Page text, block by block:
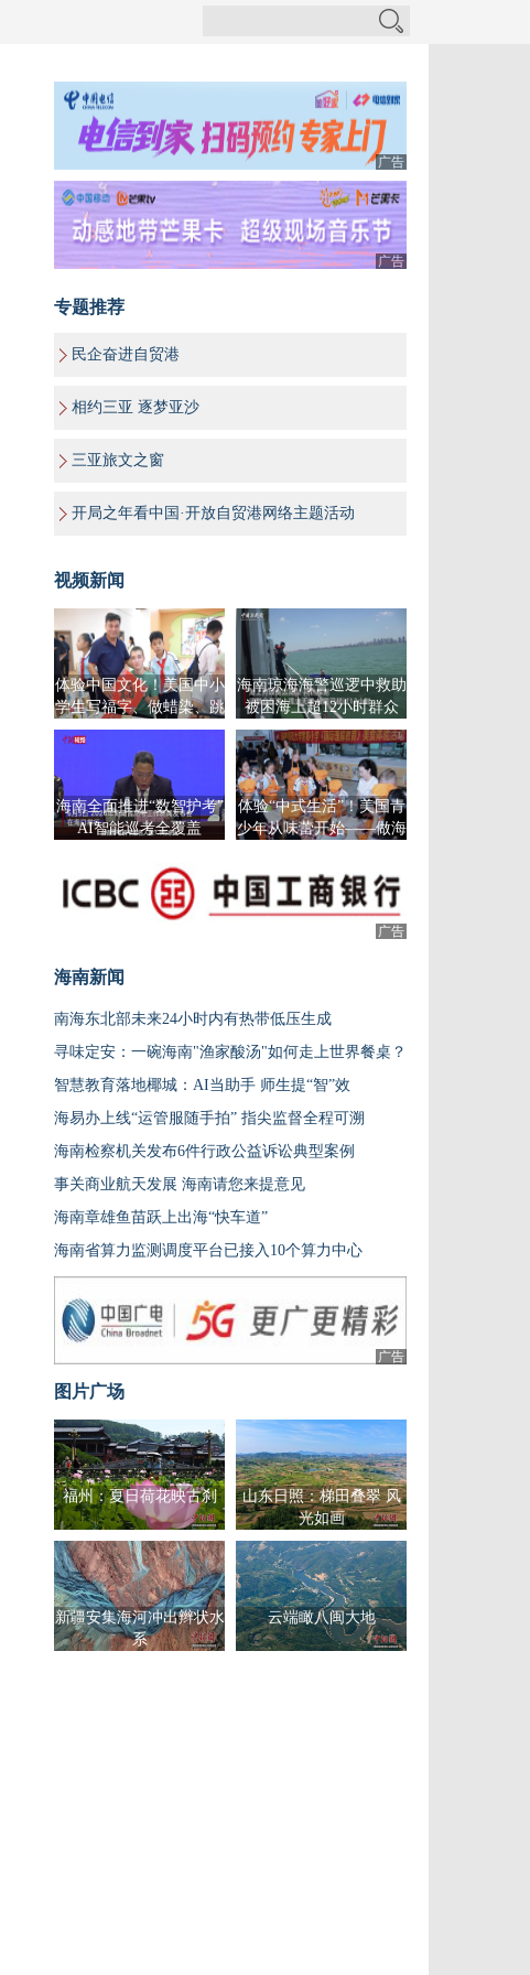
广告
广告
专题推荐
民企奋进自贸港
相约三亚 逐梦亚沙
三亚旅文之窗
开局之年看中国·开放自贸港网络主题活动
视频新闻
体验中国文化！美国中小
学生写福字、做蜡染、跳
竹竿舞
海南琼海海警巡逻中救助
被困海上超12小时群众
海南全面推进“数智护考”
AI智能巡考全覆盖
体验“中式生活”！美国青
少年从味蕾开始——做海
子
广告
广告
海南新闻
南海东北部未来24小时内有热带低压生成
寻味定安：一碗海南"渔家酸汤"如何走上世界餐桌？
智慧教育落地椰城：AI当助手 师生提“智”效
海易办上线“运管服随手拍” 指尖监督全程可溯
海南检察机关发布6件行政公益诉讼典型案例
事关商业航天发展 海南请您来提意见
海南章雄鱼苗跃上出海“快车道”
海南省算力监测调度平台已接入10个算力中心
广告
图片广场
福州：夏日荷花映古刹
山东日照：梯田叠翠 风
光如画
新疆安集海河冲出辫状水
系
云端瞰八闽大地